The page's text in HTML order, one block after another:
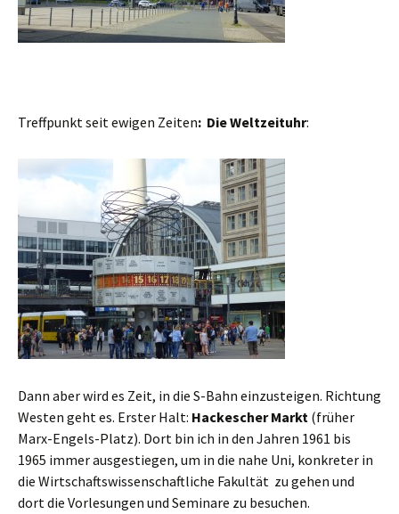
Treffpunkt seit ewigen Zeiten: Die Weltzeituhr:
Dann aber wird es Zeit, in die S-Bahn einzusteigen. Richtung
Westen geht es. Erster Halt: Hackescher Markt (früher
Marx-Engels-Platz). Dort bin ich in den Jahren 1961 bis
1965 immer ausgestiegen, um in die nahe Uni, konkreter in
die Wirtschaftswissenschaftliche Fakultät zu gehen und
dort die Vorlesungen und Seminare zu besuchen.